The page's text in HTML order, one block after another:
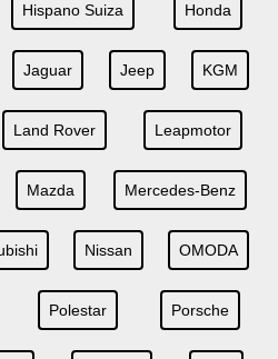
Hispano Suiza Honda
Jaguar Jeep KGM
Land Rover Leapmotor
Mazda Mercedes-Benz
Nissan OMODA
Polestar Porsche